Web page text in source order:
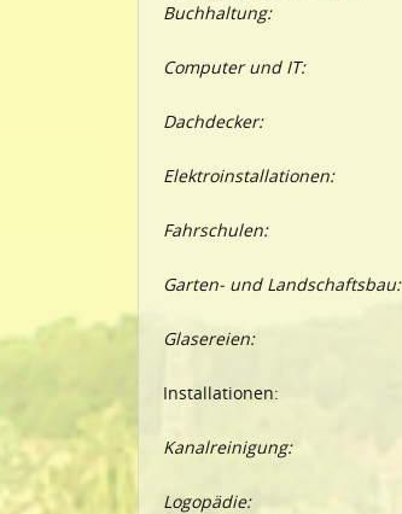
Buchhaltung:
Computer und IT:
Dachdecker:
Elektroinstallationen:
Fahrschulen:
Garten- und Landschaftsbau:
Glasereien:
Installationen:
Kanalreinigung:
Logopädie: